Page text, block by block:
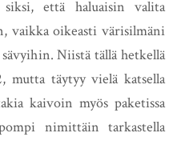
että haluaisin valita
vaikka oikeasti värisilmäni
Niistä tällä hetkellä
mutta täytyy vielä katsella
kaivoin myös paketissa
nimittäin tarkastella